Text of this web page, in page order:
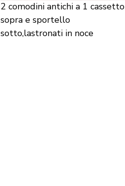
2 comodini antichi a 1 cassetto
sopra e sportello
sotto,lastronati in noce